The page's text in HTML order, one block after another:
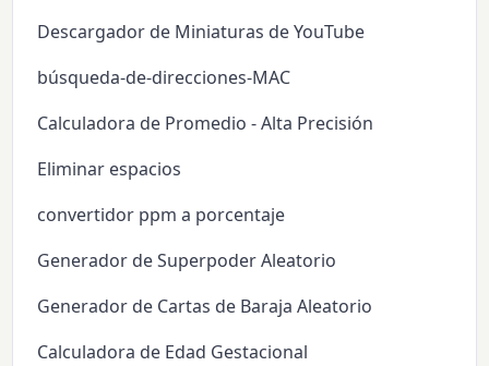
Descargador de Miniaturas de YouTube
búsqueda-de-direcciones-MAC
Calculadora de Promedio - Alta Precisión
Eliminar espacios
convertidor ppm a porcentaje
Generador de Superpoder Aleatorio
Generador de Cartas de Baraja Aleatorio
Calculadora de Edad Gestacional